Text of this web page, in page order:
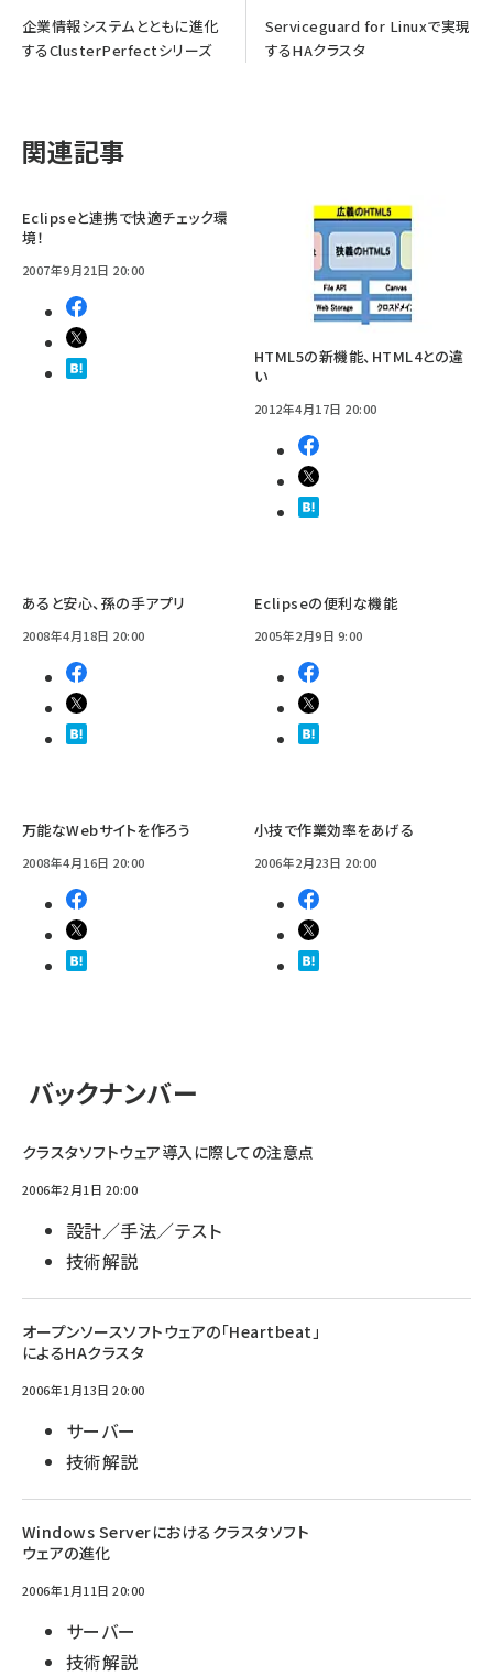
企業情報システムとともに進化
するClusterPerfectシリーズ
Serviceguard for Linuxで実現
するHAクラスタ
関連記事
Eclipseと連携で快適チェック環
境！
2007年9月21日 20:00
HTML5の新機能、HTML4との違
い
2012年4月17日 20:00
あると安心、孫の手アプリ
2008年4月18日 20:00
Eclipseの便利な機能
2005年2月9日 9:00
万能なWebサイトを作ろう
2008年4月16日 20:00
小技で作業効率をあげる
2006年2月23日 20:00
バックナンバー
クラスタソフトウェア導入に際しての注意点
2006年2月1日 20:00
設計／手法／テスト
技術解説
オープンソースソフトウェアの「Heartbeat」
によるHAクラスタ
2006年1月13日 20:00
サーバー
技術解説
Windows Serverにおけるクラスタソフト
ウェアの進化
2006年1月11日 20:00
サーバー
技術解説